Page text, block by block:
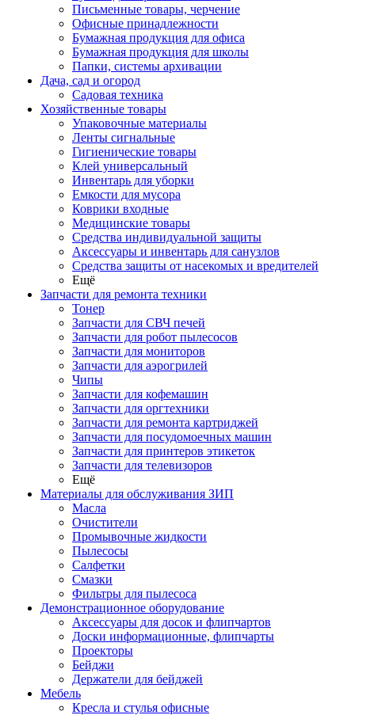
Письменные товары, черчение
Офисные принадлежности
Бумажная продукция для офиса
Бумажная продукция для школы
Папки, системы архивации
Дача, сад и огород
Садовая техника
Хозяйственные товары
Упаковочные материалы
Ленты сигнальные
Гигиенические товары
Клей универсальный
Инвентарь для уборки
Емкости для мусора
Коврики входные
Медицинские товары
Средства индивидуальной защиты
Аксессуары и инвентарь для санузлов
Средства защиты от насекомых и вредителей
Ещё
Запчасти для ремонта техники
Тонер
Запчасти для СВЧ печей
Запчасти для робот пылесосов
Запчасти для мониторов
Запчасти для аэрогрилей
Чипы
Запчасти для кофемашин
Запчасти для оргтехники
Запчасти для ремонта картриджей
Запчасти для посудомоечных машин
Запчасти для принтеров этикеток
Запчасти для телевизоров
Ещё
Материалы для обслуживания ЗИП
Масла
Очистители
Промывочные жидкости
Пылесосы
Салфетки
Смазки
Фильтры для пылесоса
Демонстрационное оборудование
Аксессуары для досок и флипчартов
Доски информационные, флипчарты
Проекторы
Бейджи
Держатели для бейджей
Мебель
Кресла и стулья офисные